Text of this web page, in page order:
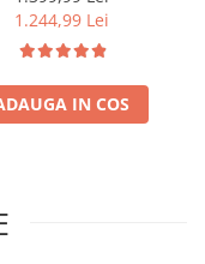
de apa, Usi
reversibile Negru
1.244,99 Lei
IN COS